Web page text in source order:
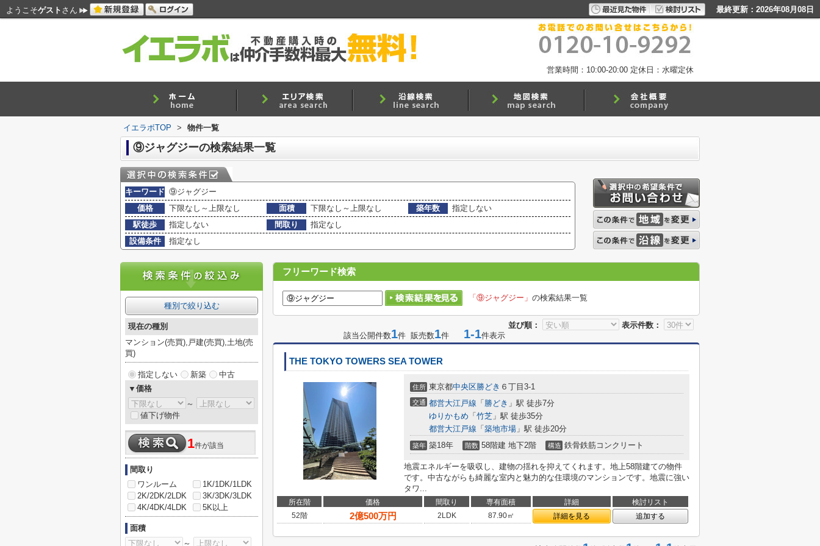
ようこそゲスト さん 最終更新：2026年08月08日
営業時間：10:00-20:00 定休日：水曜定休
イエラボTOP > 物件一覧
⑨ジャグジーの検索結果一覧
キーワード ⑨ジャグジー
価格
下限なし～上限なし 面積 下限なし～上限なし 築年数
指定しない
駅徒歩
指定しない 間取り
指定なし
設備条件
指定なし
フリーワード検索
「⑨ジャグジー」 の検索結果一覧
並び順：
表示件数：
該当公開件数1件 販売数1件 1-1件表示
THE TOKYO TOWERS SEA TOWER
住所 東京都中央区勝どき ６丁目3-1
交通 都営大江戸線 「 勝どき 」駅 徒歩7分
ゆりかもめ 「 竹芝 」駅 徒歩35分
都営大江戸線 「 築地市場 」駅 徒歩20分
築年 築18年 階数 58階建 地下2階 構造 鉄骨鉄筋コンクリート
地震エネルギーを吸収し、建物の揺れを抑えてくれます。地上58階建ての物件
です。中古ながらも綺麗な室内と魅力的な住環境のマンションです。地震に強い
タワ...
所在階 価格 間取り 専有面積 詳細
検討リスト
52階
2億500万円 2LDK 87.90㎡ 詳細を見る 追加する
種別で絞り込む
現在の種別
マンション(売買),戸建(売買),土地(売
買)
指定しない 新築
中古
▼価格
～
値下げ物件
1件が該当
間取り
ワンルーム
1K/1DK/1LDK
2K/2DK/2LDK
3K/3DK/3LDK
4K/4DK/4LDK
5K以上
面積
～